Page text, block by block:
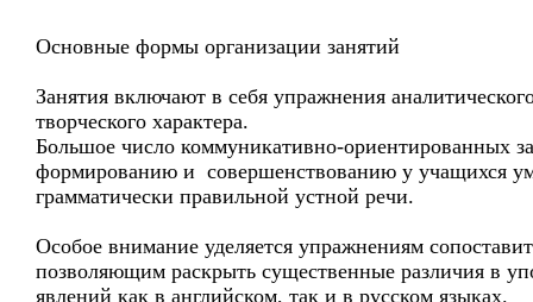
Основные формы организации занятий
Занятия включают в себя упражнения
творческого характера.
Большое число коммуникативно-ориентированных
формированию и совершенствованию у учащихся
грамматически правильной устной речи.
Особое внимание уделяется упражнениям
позволяющим раскрыть существенные различия в
явлений как в английском, так и в русском языках.